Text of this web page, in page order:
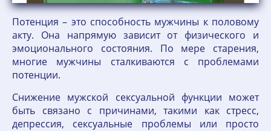
Потенция – это способность мужчины к половому
акту. Она напрямую зависит от физического и
эмоционального состояния. По мере старения,
многие мужчины сталкиваются с проблемами
потенции.
Снижение мужской сексуальной функции может
быть связано с причинами, такими как стресс,
депрессия, сексуальные проблемы или просто